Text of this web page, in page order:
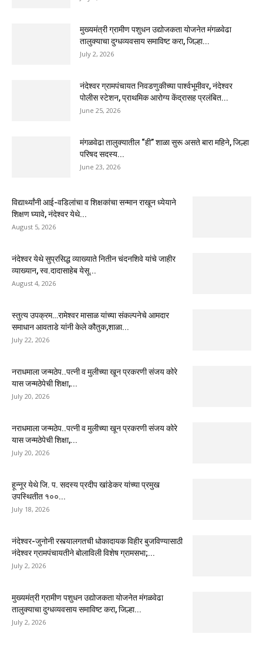
मुख्यमंत्री ग्रामीण पशुधन उद्योजकता योजनेत मंगळवेढा
तालुक्याचा दुग्धव्यवसाय समाविष्ट करा, जिल्हा...
July 2, 2026
नंदेश्वर ग्रामपंचायत निवडणुकीच्या पार्श्वभूमीवर, नंदेश्वर
पोलीस स्टेशन, प्राथमिक आरोग्य केंद्रासह प्रलंबित...
June 25, 2026
मंगळवेढा तालुक्यातील “ही” शाळा सुरू असते बारा महिने, जिल्हा
परिषद सदस्य...
June 23, 2026
विद्यार्थ्यांनी आई-वडिलांचा व शिक्षकांचा सन्मान राखून ध्येयाने
शिक्षण घ्यावे, नंदेश्वर येथे...
August 5, 2026
नंदेश्वर येथे सुप्रसिद्ध व्याख्याते नितीन चंदनशिवे यांचे जाहीर
व्याख्यान, स्व.दादासाहेब येसू...
August 4, 2026
स्तुत्य उपक्रम…रामेश्वर मासाळ यांच्या संकल्पनेचे आमदार
समाधान आवताडे यांनी केले कौतुक,शाळा...
July 22, 2026
नराधमाला जन्मठेप..पत्नी व मुलीच्या खून प्रकरणी संजय कोरे
यास जन्मठेपेची शिक्षा,...
July 20, 2026
नराधमाला जन्मठेप..पत्नी व मुलीच्या खून प्रकरणी संजय कोरे
यास जन्मठेपेची शिक्षा,...
July 20, 2026
हून्नूर येथे जि. प. सदस्य प्रदीप खांडेकर यांच्या प्रमुख
उपस्थितीत १००...
July 18, 2026
नंदेश्वर-जुनोनी रस्त्यालगतची धोकादायक विहीर बुजविण्यासाठी
नंदेश्वर ग्रामपंचायतीने बोलाविली विशेष ग्रामसभा;...
July 2, 2026
मुख्यमंत्री ग्रामीण पशुधन उद्योजकता योजनेत मंगळवेढा
तालुक्याचा दुग्धव्यवसाय समाविष्ट करा, जिल्हा...
July 2, 2026